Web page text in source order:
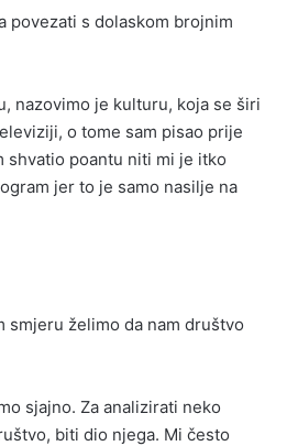
povezati s dolaskom brojnim
nazovimo je kulturu, koja se širi
o tome sam pisao prije
shvatio poantu niti mi je itko
jer to je samo nasilje na
smjeru želimo da nam društvo
sjajno. Za analizirati neko
biti dio njega. Mi često